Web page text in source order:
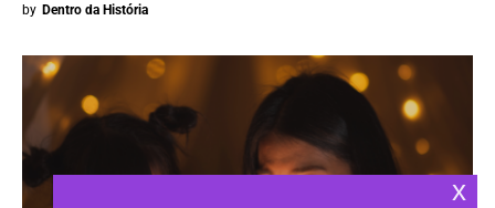
by Dentro da História
x